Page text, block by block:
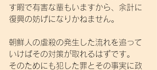
す暇で有害な輩もいますから、余計に
復興の妨げになりかねません。
朝鮮人の虐殺の発生した流れを追って
いけばその対策が取れるはずです。
そのためにも犯した罪とその事実に政